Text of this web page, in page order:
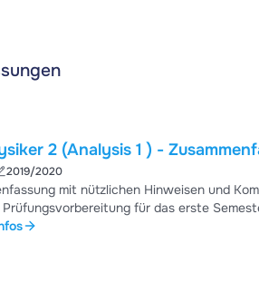
2 (Analysis 1 ) -
2019/2020
mit nützlichen Hinweisen und
für das erste